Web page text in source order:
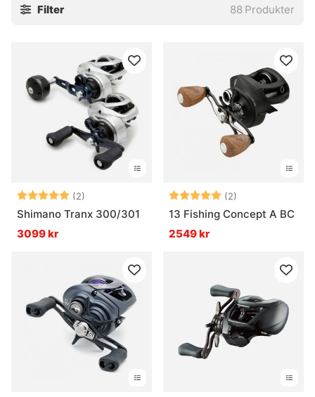
lättare fisket med multirulle, så är det en abborr- eller
rätt steg att ta när du vill utveckla ditt fiske och få mer
kontroll över hur ditt bete beter sig. Rullar som slutar på 0
Är högervevade och 1 är vänstervevade. Även
beteckningen RH/H är högervevad respektive L/LH är
vänstervevade.
Filter 88 Produkter
Betyg: (2)
5.0 utav 5 stjärnor
Shimano Tranx 300/301
3099 kr
Betyg: (2)
13 Fishing Concept A BC
2549 kr